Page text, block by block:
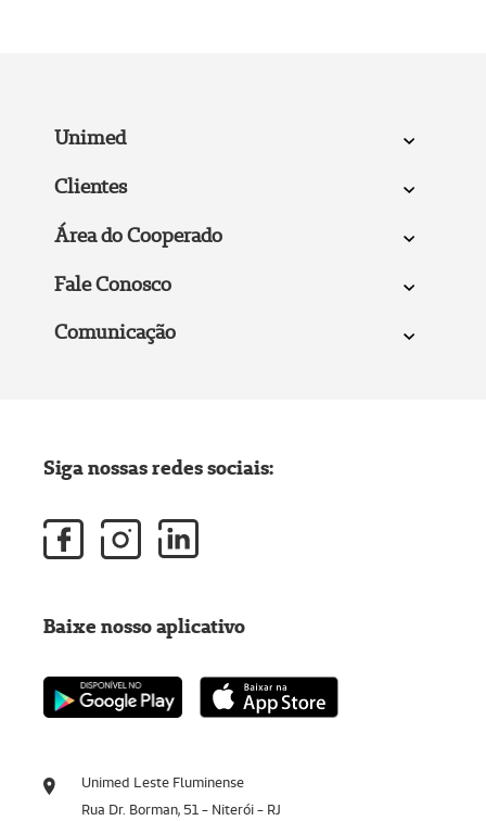
Unimed
Clientes
Área do Cooperado
Fale Conosco
Comunicação
Unimed Leste Fluminense
Rua Dr. Borman, 51 - Niterói - RJ
Siga nossas redes sociais:
Baixe nosso aplicativo